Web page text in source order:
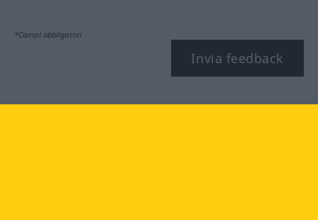
*Campi obbligatori
Invia feedback